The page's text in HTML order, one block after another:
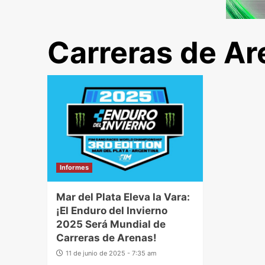
Carreras de
Informes
Mar del Plata Eleva la Vara:
¡El Enduro del Invierno
2025 Será Mundial de
Carreras de Arenas!
11 de junio de 2025 - 7:35 am